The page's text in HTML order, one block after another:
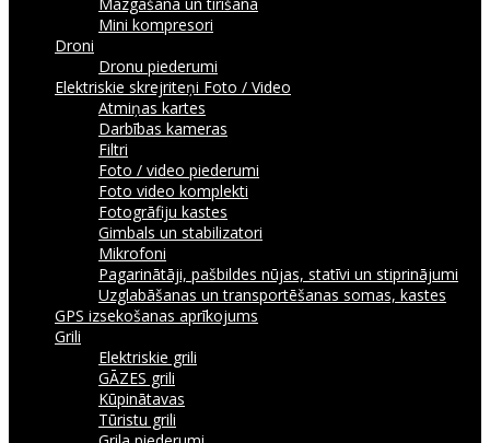
Mini kompresori
Droni
Dronu piederumi
Elektriskie skrejriteņi Foto / Video
Atmiņas kartes
Darbības kameras
Filtri
Foto / video piederumi
Foto video komplekti
Fotogrāfiju kastes
Gimbals un stabilizatori
Mikrofoni
Pagarinātāji, pašbildes nūjas, statīvi un stiprinājumi
Uzglabāšanas un transportēšanas somas, kastes
GPS izsekošanas aprīkojums
Grili
Elektriskie grili
GĀZES grili
Kūpinātavas
Tūristu grili